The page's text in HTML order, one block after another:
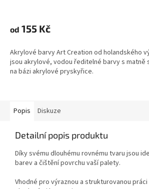
od 155 Kč
Akrylové barvy Art Creation od holandského
jsou akrylové, vodou ředitelné barvy s matně
na bázi akrylové pryskyřice.
Popis Diskuze
Detailní popis produktu
Díky svému dlouhému rovnému tvaru jsou
barev a čištění povrchu vaší palety.
Vhodné pro výraznou a strukturovanou